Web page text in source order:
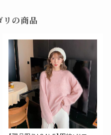
リの商品